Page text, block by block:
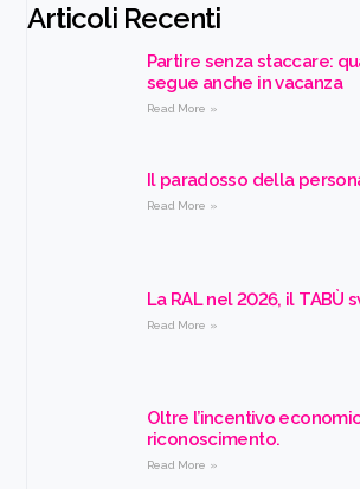
Articoli Recenti
Partire senza staccare:
segue anche in vacanza
Read More »
Il paradosso della
Read More »
La RAL nel 2026, il TABÙ
Read More »
Oltre l’incentivo
riconoscimento.
Read More »